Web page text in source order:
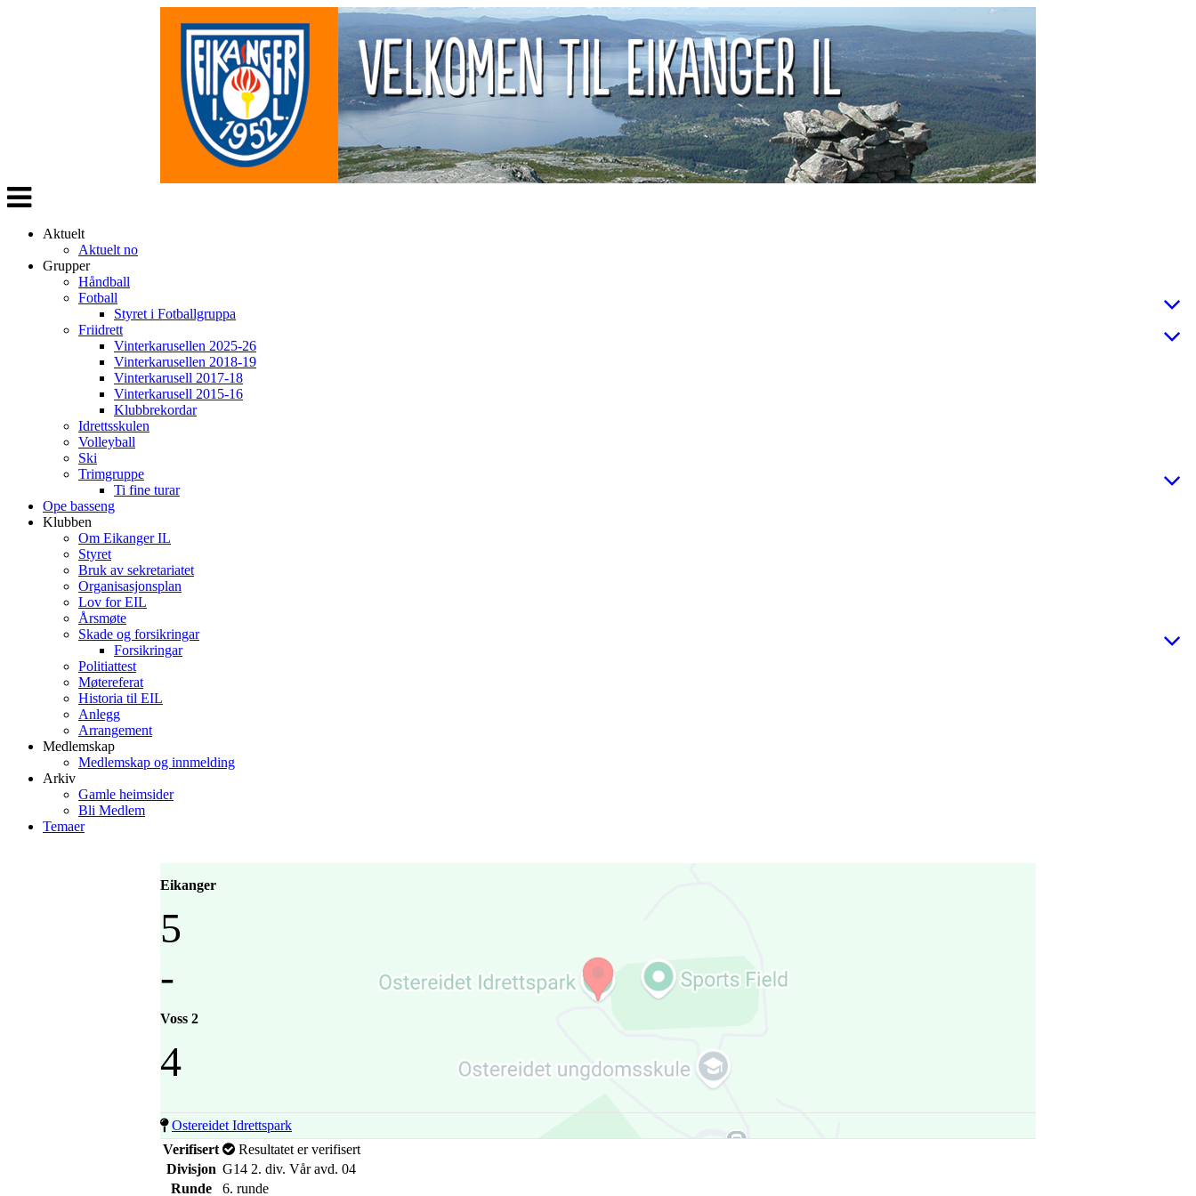
Veksle
navigasjon
Aktuelt
Aktuelt no
Grupper
Håndball
Fotball
Styret i Fotballgruppa
Friidrett
Vinterkarusellen 2025-26
Vinterkarusellen 2018-19
Vinterkarusell 2017-18
Vinterkarusell 2015-16
Klubbrekordar
Idrettsskulen
Volleyball
Ski
Trimgruppe
Ti fine turar
Ope basseng
Klubben
Om Eikanger IL
Styret
Bruk av sekretariatet
Organisasjonsplan
Lov for EIL
Årsmøte
Skade og forsikringar
Forsikringar
Politiattest
Møtereferat
Historia til EIL
Anlegg
Arrangement
Medlemskap
Medlemskap og innmelding
Arkiv
Gamle heimsider
Bli Medlem
Temaer
Eikanger
5
-
Voss 2
4
Ostereidet Idrettspark
Verifisert
Resultatet er verifisert
Divisjon G14 2. div. Vår avd. 04
Runde
6. runde